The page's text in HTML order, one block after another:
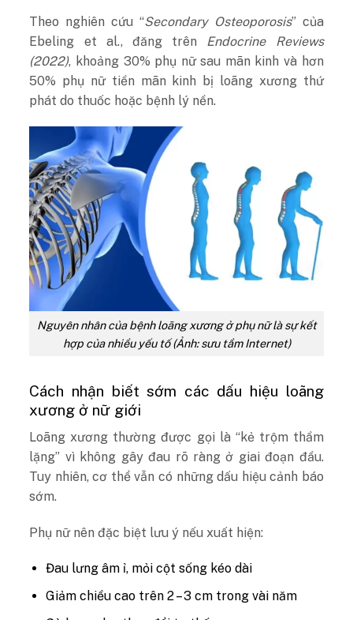
Theo nghiên cứu “Secondary Osteoporosis” của
Ebeling et al., đăng trên Endocrine Reviews
(2022), khoảng 30% phụ nữ sau mãn kinh và hơn
50% phụ nữ tiền mãn kinh bị loãng xương thứ
phát do thuốc hoặc bệnh lý nền.
Nguyên nhân của bệnh loãng xương ở phụ nữ là sự kết
hợp của nhiều yếu tố (Ảnh: sưu tầm Internet)
Cách nhận biết sớm các dấu hiệu loãng
xương ở nữ giới
Loãng xương thường được gọi là “kẻ trộm thầm
lặng” vì không gây đau rõ ràng ở giai đoạn đầu.
Tuy nhiên, cơ thể vẫn có những dấu hiệu cảnh báo
sớm.
Phụ nữ nên đặc biệt lưu ý nếu xuất hiện:
Đau lưng âm ỉ, mỏi cột sống kéo dài
Giảm chiều cao trên 2 – 3 cm trong vài năm